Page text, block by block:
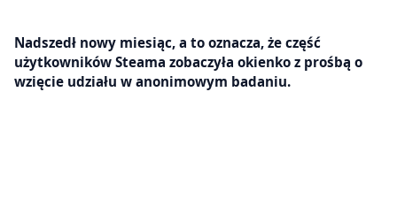
Nadszedł nowy miesiąc, a to oznacza, że część
użytkowników Steama zobaczyła okienko z prośbą o
wzięcie udziału w anonimowym badaniu.